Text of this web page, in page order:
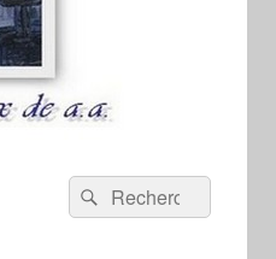
Recherche :
Rechercher